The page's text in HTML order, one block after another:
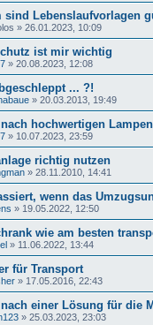
sind Lebenslaufvorlagen
» 26.01.2023, 10:09
ist mir wichtig
» 20.08.2023, 12:08
... ?!
» 20.03.2013, 19:49
hochwertigen Lampen
» 10.07.2023, 23:59
richtig nutzen
» 28.11.2010, 14:41
wenn das
» 19.05.2022, 12:50
wie am besten
» 11.06.2022, 13:44
für Transport
» 17.05.2016, 22:43
einer Lösung für die
» 25.03.2023, 23:03